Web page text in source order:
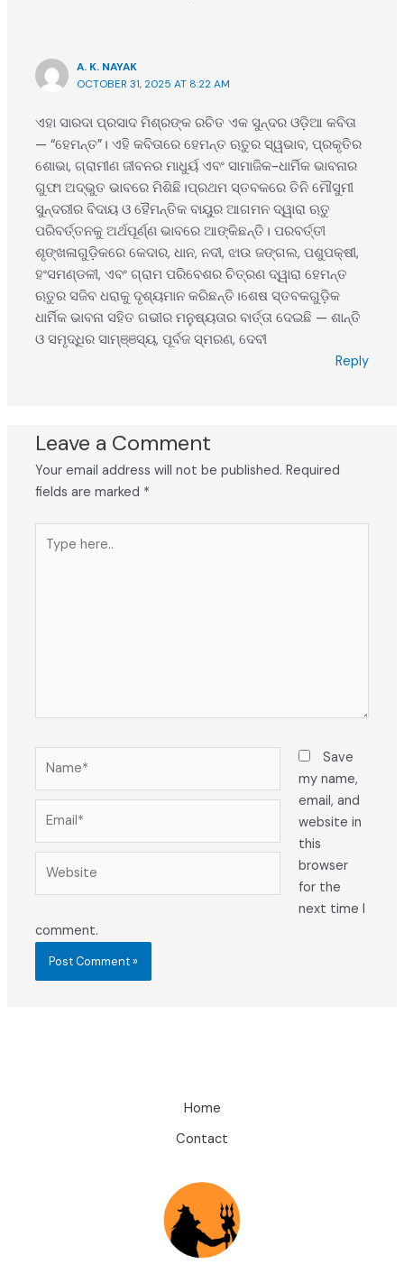
A. K. NAYAK
OCTOBER 31, 2025 AT 8:22 AM
ଏହା ସାରଦା ପ୍ରସାଦ ମିଶ୍ରଙ୍କ ରଚିତ ଏକ ସୁନ୍ଦର ଓଡ଼ିଆ କବିତା
— “ହେମନ୍ତ”। ଏହି କବିତାରେ ହେମନ୍ତ ଋତୁର ସ୍ୱଭାବ, ପ୍ରକୃତିର
ଶୋଭା, ଗ୍ରାମୀଣ ଜୀବନର ମାଧୁର୍ୟ ଏବଂ ସାମାଜିକ-ଧାର୍ମିକ ଭାବନାର
ଗୁଫା ଅଦ୍ଭୁତ ଭାବରେ ମିଶିଛି।ପ୍ରଥମ ସ୍ତବକରେ ତିନି ମୌସୁମୀ
ସୁନ୍ଦରୀର ବିଦାୟ ଓ ହୈମନ୍ତିକ ବାୟୁର ଆଗମନ ଦ୍ୱାରା ଋତୁ
ପରିବର୍ତ୍ତନକୁ ଅର୍ଥପୂର୍ଣ୍ଣ ଭାବରେ ଆଙ୍କିଛନ୍ତି। ପରବର୍ତ୍ତୀ
ଶୃଙ୍ଖଳାଗୁଡ଼ିକରେ କେଦାର, ଧାନ, ନଦୀ, ଝାଉ ଜଙ୍ଗଲ, ପଶୁପକ୍ଷୀ,
ହଂସମଣ୍ଡଳୀ, ଏବଂ ଗ୍ରାମ ପରିବେଶର ଚିତ୍ରଣ ଦ୍ୱାରା ହେମନ୍ତ
ଋତୁର ସଜିବ ଧରାକୁ ଦୃଶ୍ୟମାନ କରିଛନ୍ତି।ଶେଷ ସ୍ତବକଗୁଡ଼ିକ
ଧାର୍ମିକ ଭାବନା ସହିତ ଗଭୀର ମନୁଷ୍ୟତାର ବାର୍ତ୍ତା ଦେଇଛି — ଶାନ୍ତି
ଓ ସମୃଦ୍ଧିର ସାମ୍ଞ୍ଞସ୍ୟ, ପୂର୍ବଜ ସ୍ମରଣ, ଦେବୀ
Reply
Leave a Comment
Your email address will not be published. Required
fields are marked *
here..
Save
my name,
email, and
website in
this
browser
for the
next time I
comment.
Home
Contact